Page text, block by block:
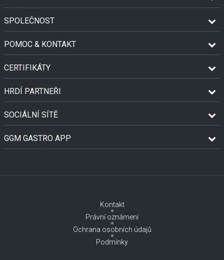
SPOLEČNOST
POMOC & KONTAKT
CERTIFIKÁTY
HRDÍ PARTNEŘI
SOCIÁLNÍ SÍTĚ
GGM GASTRO APP
Kontakt
Právní oznámení
Ochrana osobních údajů
Podmínky